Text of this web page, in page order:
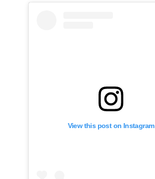
View this post on Instagram